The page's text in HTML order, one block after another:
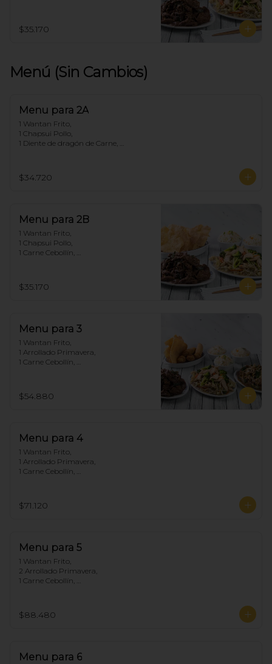
$35.170
Menú (Sin Cambios)
Menu para 2A
1 Wantan Frito,
1 Chapsui Pollo,
1 Diente de dragón de Carne,
$34.720
Menu para 2B
1 Wantan Frito,
1 Chapsui Pollo,
1 Carne Cebollín,
$35.170
Menu para 3
1 Wantan Frito,
1 Arrollado Primavera,
1 Carne Cebollín,
3 Arroz Chaufan
$54.880
Menu para 4
1 Wantan Frito,
1 Arrollado Primavera,
1 Carne Cebollín,
1 Pollo Cebollín,
4 Arroz Chaufan
$71.120
Menu para 5
1 Wantan Frito,
2 Arrollado Primavera,
1 Carne Cebollín,
1 Arrollado de Marisco,
1 Pollo Cebollín,
$88.480
Menu para 6